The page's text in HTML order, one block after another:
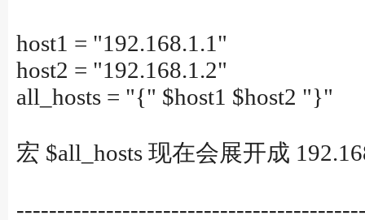
host1 = "192.168.1.1"
host2 = "192.168.1.2"
all_hosts = "{" $host1 $host2 "}"
宏 $all_hosts 现在会展开成